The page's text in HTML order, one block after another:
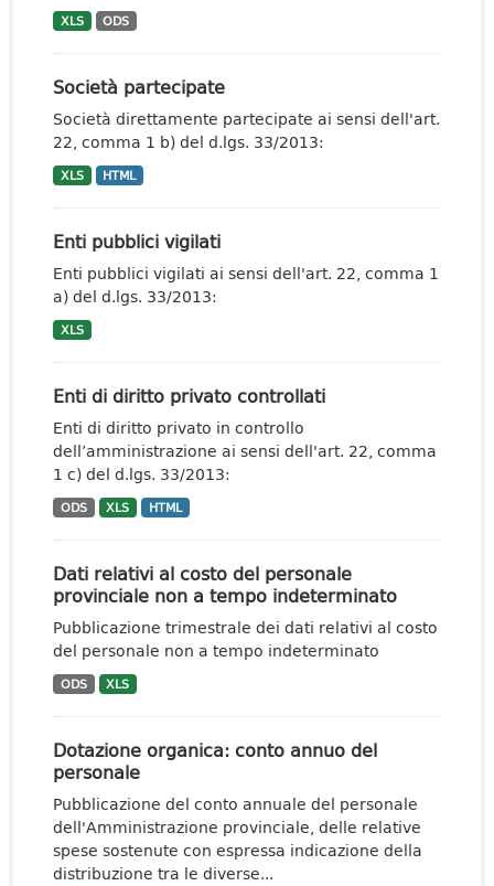
XLS ODS
Società partecipate
Società direttamente partecipate ai sensi dell'art.
22, comma 1 b) del d.lgs. 33/2013:
XLS HTML
Enti pubblici vigilati
Enti pubblici vigilati ai sensi dell'art. 22, comma 1
a) del d.lgs. 33/2013:
XLS
Enti di diritto privato controllati
Enti di diritto privato in controllo
dell’amministrazione ai sensi dell'art. 22, comma
1 c) del d.lgs. 33/2013:
ODS XLS HTML
Dati relativi al costo del personale
provinciale non a tempo indeterminato
Pubblicazione trimestrale dei dati relativi al costo
del personale non a tempo indeterminato
ODS XLS
Dotazione organica: conto annuo del
personale
Pubblicazione del conto annuale del personale
dell'Amministrazione provinciale, delle relative
spese sostenute con espressa indicazione della
distribuzione tra le diverse...